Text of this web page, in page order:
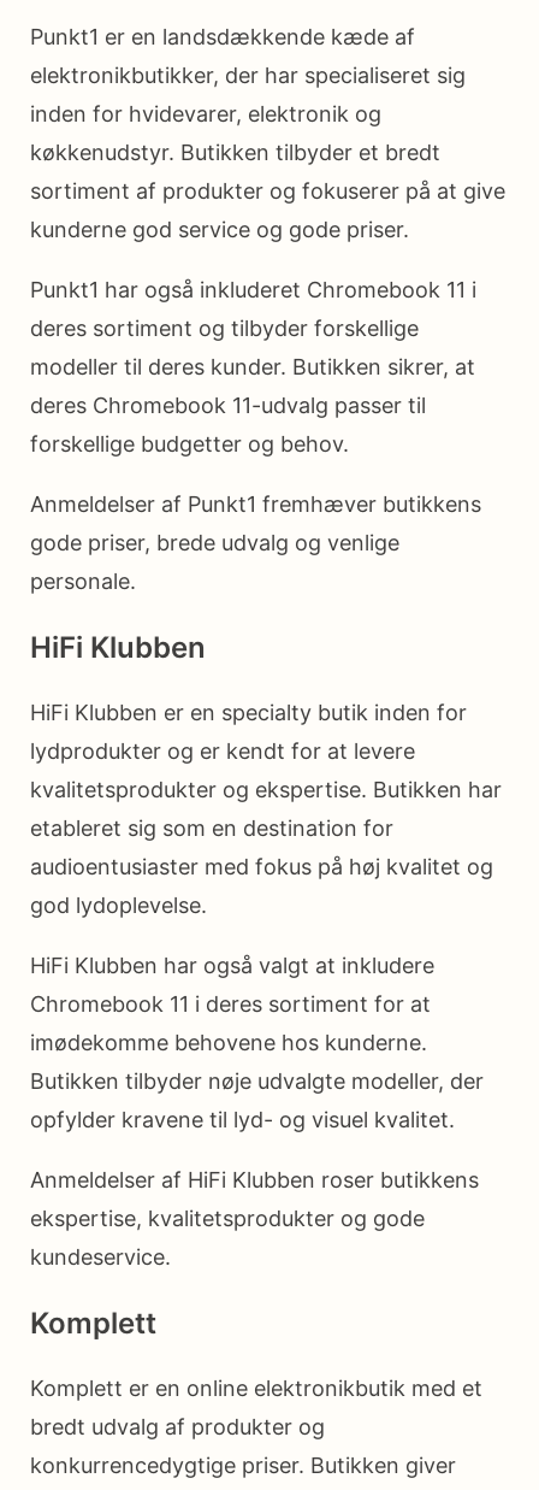
Punkt1 er en landsdækkende kæde af
elektronikbutikker, der har specialiseret sig
inden for hvidevarer, elektronik og
køkkenudstyr. Butikken tilbyder et bredt
sortiment af produkter og fokuserer på at give
kunderne god service og gode priser.
Punkt1 har også inkluderet Chromebook 11 i
deres sortiment og tilbyder forskellige
modeller til deres kunder. Butikken sikrer, at
deres Chromebook 11-udvalg passer til
forskellige budgetter og behov.
Anmeldelser af Punkt1 fremhæver butikkens
gode priser, brede udvalg og venlige
personale.
HiFi Klubben
HiFi Klubben er en specialty butik inden for
lydprodukter og er kendt for at levere
kvalitetsprodukter og ekspertise. Butikken har
etableret sig som en destination for
audioentusiaster med fokus på høj kvalitet og
god lydoplevelse.
HiFi Klubben har også valgt at inkludere
Chromebook 11 i deres sortiment for at
imødekomme behovene hos kunderne.
Butikken tilbyder nøje udvalgte modeller, der
opfylder kravene til lyd- og visuel kvalitet.
Anmeldelser af HiFi Klubben roser butikkens
ekspertise, kvalitetsprodukter og gode
kundeservice.
Komplett
Komplett er en online elektronikbutik med et
bredt udvalg af produkter og
konkurrencedygtige priser. Butikken giver